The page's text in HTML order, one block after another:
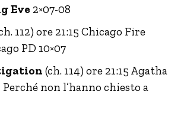
Eve 2×07-08
112) ore 21:15 Chicago Fire
PD 10×07
(ch. 114) ore 21:15 Agatha
non l’hanno chiesto a